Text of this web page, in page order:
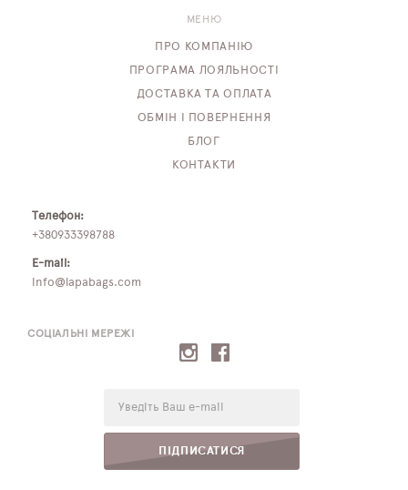
СОЦІАЛЬНІ МЕРЕЖІ
ПІДПИСАТИСЯ
МЕНЮ
ПРО КОМПАНІЮ
ПРОГРАМА ЛОЯЛЬНОСТІ
ДОСТАВКА ТА ОПЛАТА
ОБМІН І ПОВЕРНЕННЯ
БЛОГ
КОНТАКТИ
Телефон:
+380933398788
E-mail:
info@lapabags.com